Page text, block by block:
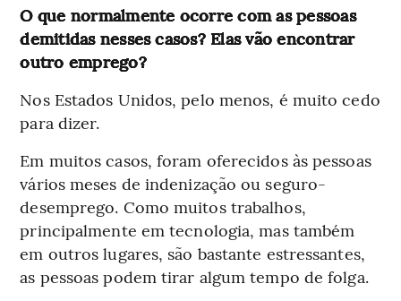
O que normalmente ocorre com as pessoas
demitidas nesses casos? Elas vão encontrar
outro emprego?
Nos Estados Unidos, pelo menos, é muito cedo
para dizer.
Em muitos casos, foram oferecidos às pessoas
vários meses de indenização ou seguro-
desemprego. Como muitos trabalhos,
principalmente em tecnologia, mas também
em outros lugares, são bastante estressantes,
as pessoas podem tirar algum tempo de folga.